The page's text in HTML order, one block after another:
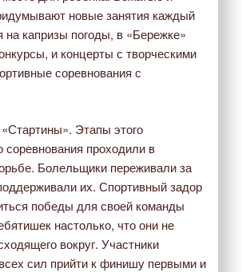
новые занятия каждый
капризы погоды, в «Бережке»
и концерты с творческими
соревнования с
Этапы этого
соревнования проходили в
Болельщики переживали за
их. Спортивный задор
победы для своей команды
настолько, что они не
вокруг. Участники
сил прийти к финишу первыми и